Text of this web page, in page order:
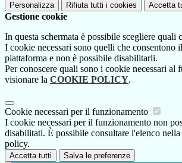
Personalizza Rifiuta tutti i cookies Accetta
Gestione cookie
In questa schermata è possibile scegliere quali
I cookie necessari sono quelli che consentono
piattaforma e non è possibile disabilitarli.
Per conoscere quali sono i cookie necessari al
visionare la COOKIE POLICY.
Cookie necessari per il funzionamento
I cookie necessari per il funzionamento non
disabilitati. È possibile consultare l'elenco
policy.
Accetta tutti Salva le preferenze